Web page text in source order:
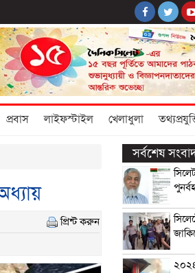
প্রবাস লাইফস্টাইল খেলাধুলা
প্রিন্ট করুন
সর্বশেষ